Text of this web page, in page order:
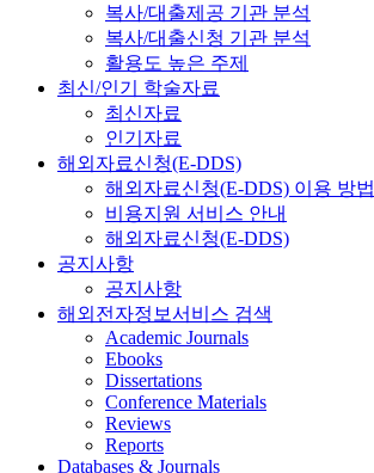
복사/대출제공 기관 분석
복사/대출신청 기관 분석
활용도 높은 주제
최신/인기 학술자료
최신자료
인기자료
해외자료신청(E-DDS)
해외자료신청(E-DDS) 이용 방법
비용지원 서비스 안내
해외자료신청(E-DDS)
공지사항
공지사항
해외전자정보서비스 검색
Academic Journals
Ebooks
Dissertations
Conference Materials
Reviews
Reports
Databases & Journals